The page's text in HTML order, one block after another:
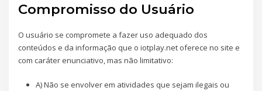
Compromisso do Usuário
O usuário se compromete a fazer uso adequado dos
conteúdos e da informação que o iotplay.net oferece no site e
com caráter enunciativo, mas não limitativo:
A) Não se envolver em atividades que sejam ilegais ou